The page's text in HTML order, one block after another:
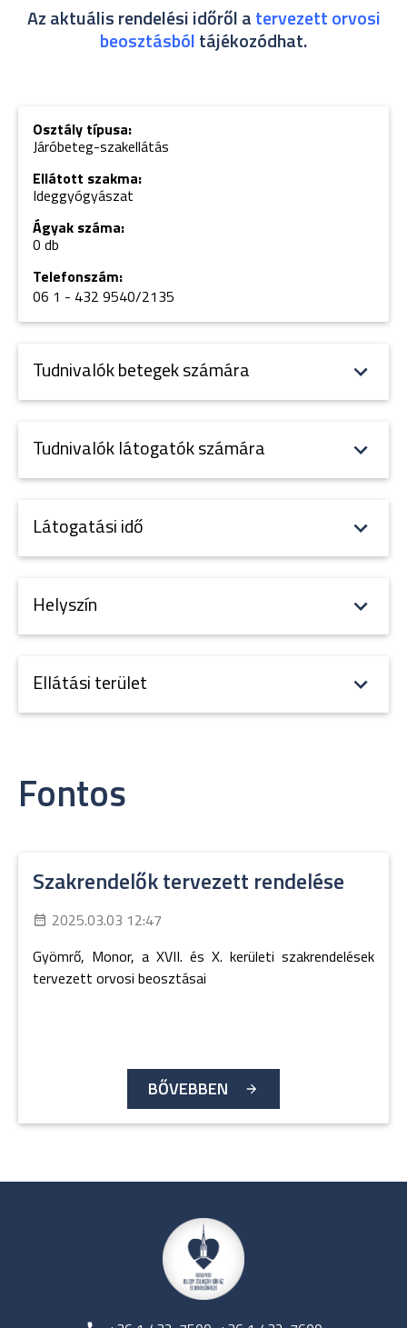
Az aktuális rendelési időről atervezett orvosi
beosztásbóltájékozódhat.
Osztály típusa:
Járóbeteg-szakellátás
Ellátott szakma:
Ideggyógyászat
Ágyak száma:
0 db
Telefonszám:
06 1 - 432 9540/2135
Tudnivalók betegek számára
Tudnivalók látogatók számára
Látogatási idő
Helyszín
Ellátási terület
Fontos
Szakrendelők tervezett rendelése
2025.03.03 12:47
Gyömrő, Monor, a XVII. és X. kerületi szakrendelések
tervezett orvosi beosztásai
BŐVEBBEN